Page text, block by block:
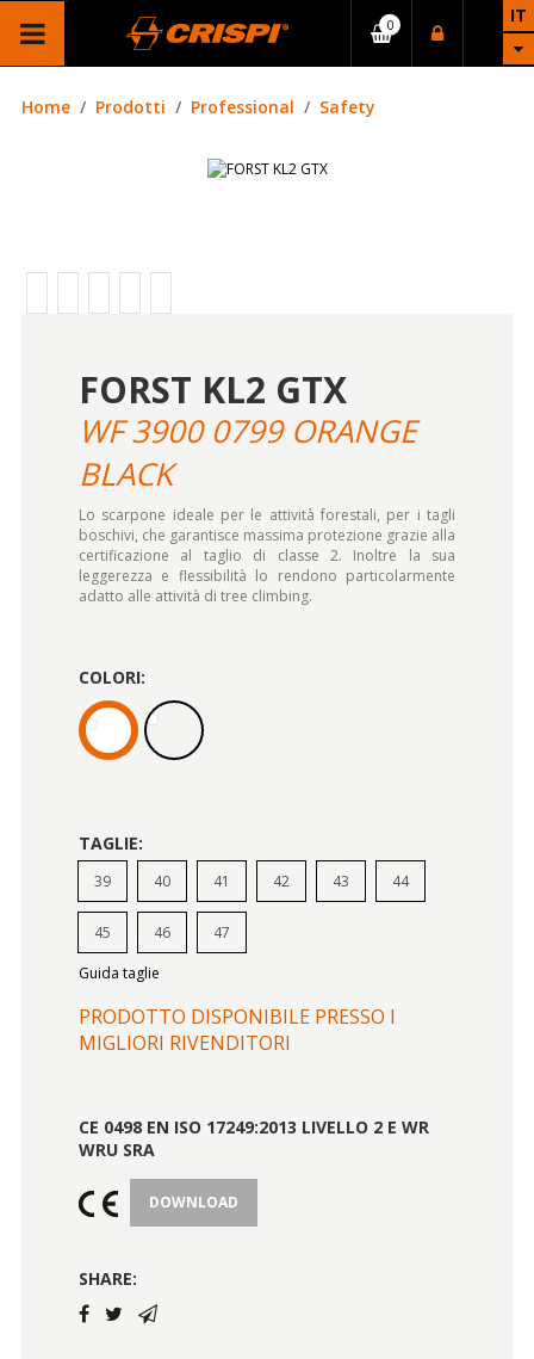
IT
Home Prodotti Professional Safety
FORST KL2 GTX
WF 3900 0799 ORANGE
BLACK
Lo scarpone ideale per le attività forestali, per i tagli
boschivi, che garantisce massima protezione grazie alla
certificazione al taglio di classe 2. Inoltre la sua
leggerezza e flessibilità lo rendono particolarmente
adatto alle attività di tree climbing.
COLORI:
TAGLIE:
39 40 41 42 43 44
45 46 47
Guida taglie
PRODOTTO DISPONIBILE PRESSO I
MIGLIORI RIVENDITORI
CE 0498 EN ISO 17249:2013 LIVELLO 2 E WR
WRU SRA
DOWNLOAD
SHARE: